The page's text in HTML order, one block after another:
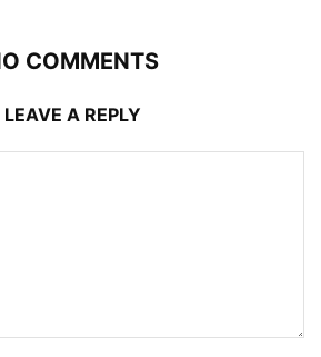
COMMENTS
LEAVE A REPLY